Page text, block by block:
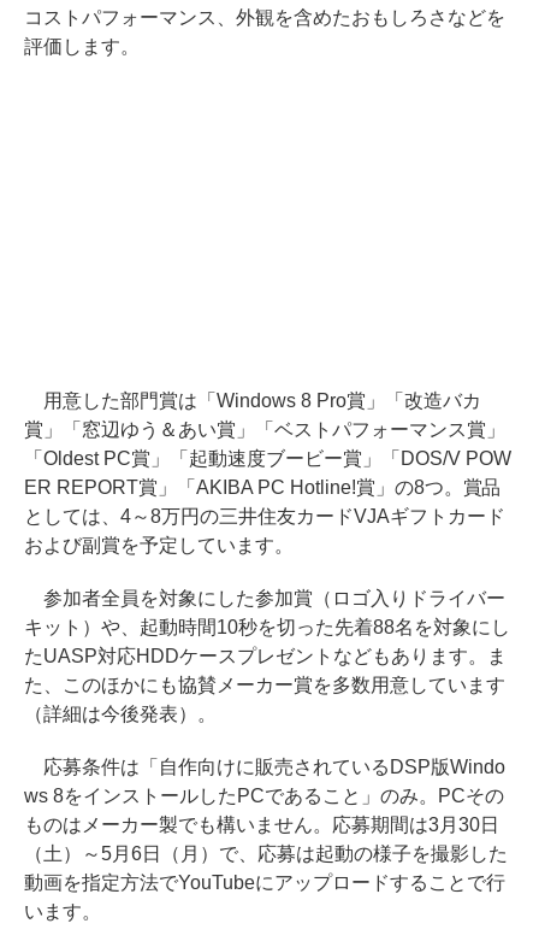
コストパフォーマンス、外観を含めたおもしろさなどを
評価します。
用意した部門賞は「Windows 8 Pro賞」「改造バカ
賞」「窓辺ゆう＆あい賞」「ベストパフォーマンス賞」
「Oldest PC賞」「起動速度ブービー賞」「DOS/V POW
ER REPORT賞」「AKIBA PC Hotline!賞」の8つ。賞品
としては、4～8万円の三井住友カードVJAギフトカード
および副賞を予定しています。
参加者全員を対象にした参加賞（ロゴ入りドライバー
キット）や、起動時間10秒を切った先着88名を対象にし
たUASP対応HDDケースプレゼントなどもあります。ま
た、このほかにも協賛メーカー賞を多数用意しています
（詳細は今後発表）。
応募条件は「自作向けに販売されているDSP版Windo
ws 8をインストールしたPCであること」のみ。PCその
ものはメーカー製でも構いません。応募期間は3月30日
（土）～5月6日（月）で、応募は起動の様子を撮影した
動画を指定方法でYouTubeにアップロードすることで行
います。